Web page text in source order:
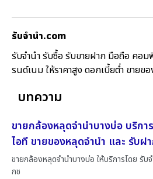
รับจํานํา.com
รับจำนำ รับซื้อ รับขายฝาก มือถือ คอ
รนด์เนม ให้ราคาสูง ดอกเบี้ยต่ำ ขายข
บทความ
ขายกล้องหลุดจำนำบางบ่อ บริก
ไอที ขายของหลุดจำนำ และ รับ
ขายกล้องหลุดจำนำบางบ่อ ให้บริการโดย รับ
กช